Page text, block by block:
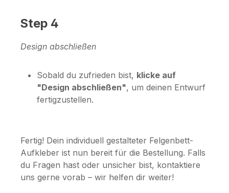
Step 4
Design abschließen
Sobald du zufrieden bist, klicke auf
"Design abschließen", um deinen Entwurf
fertigzustellen.
Fertig! Dein individuell gestalteter Felgenbett-
Aufkleber ist nun bereit für die Bestellung. Falls
du Fragen hast oder unsicher bist, kontaktiere
uns gerne vorab – wir helfen dir weiter!